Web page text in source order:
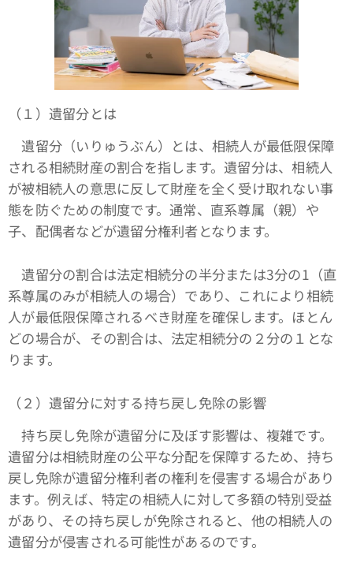
（１）遺留分とは
遺留分（いりゅうぶん）とは、相続人が最低限保障
される相続財産の割合を指します。遺留分は、相続人
が被相続人の意思に反して財産を全く受け取れない事
態を防ぐための制度です。通常、直系尊属（親）や
子、配偶者などが遺留分権利者となります。
遺留分の割合は法定相続分の半分または3分の1（直
系尊属のみが相続人の場合）であり、これにより相続
人が最低限保障されるべき財産を確保します。ほとん
どの場合が、その割合は、法定相続分の２分の１とな
ります。
（２）遺留分に対する持ち戻し免除の影響
持ち戻し免除が遺留分に及ぼす影響は、複雑です。
遺留分は相続財産の公平な分配を保障するため、持ち
戻し免除が遺留分権利者の権利を侵害する場合があり
ます。例えば、特定の相続人に対して多額の特別受益
があり、その持ち戻しが免除されると、他の相続人の
遺留分が侵害される可能性があるのです。